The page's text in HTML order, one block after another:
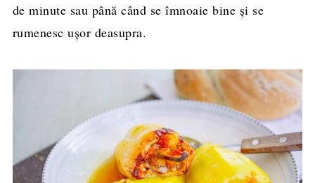
de minute sau până când se îmnoaie bine și se
rumenesc ușor deasupra.